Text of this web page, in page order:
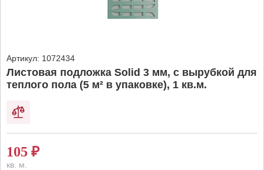
Артикул: 1072434
Листовая подложка Solid 3 мм, с вырубкой для
теплого пола (5 м² в упаковке), 1 кв.м.
105 ₽
кв. м.